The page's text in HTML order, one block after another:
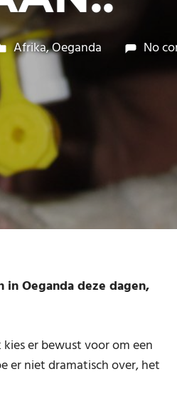
Afrika,Oeganda No
Oeganda deze dagen,
er bewust voor om een
er niet dramatisch over, het